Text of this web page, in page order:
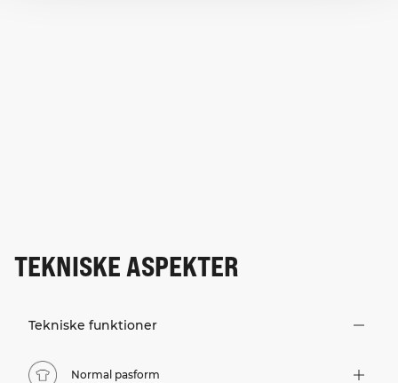
TEKNISKE ASPEKTER
Tekniske funktioner
Normal pasform